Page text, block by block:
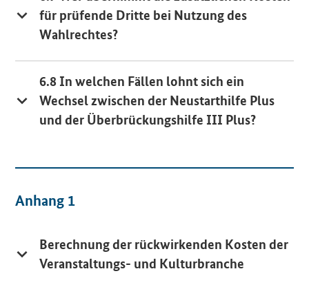
für prüfende Dritte bei Nutzung des
Wahlrechtes?
6.8 In welchen Fällen lohnt sich ein
Wechsel zwischen der Neustarthilfe Plus
und der Überbrückungshilfe III Plus?
Anhang 1
Berechnung der rückwirkenden Kosten der
Veranstaltungs- und Kulturbranche